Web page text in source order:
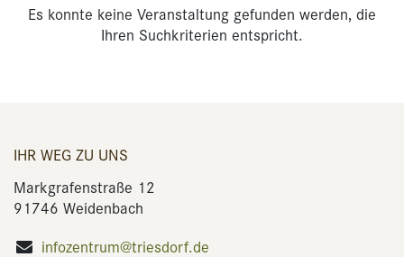
Es konnte keine Veranstaltung gefunden werden, die
Ihren Suchkriterien entspricht.
IHR WEG ZU UNS
Markgrafenstraße 12
91746 Weidenbach
infozentrum@triesdorf.de